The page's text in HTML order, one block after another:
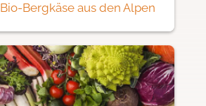
Bio-Bergkäse aus den Alpen